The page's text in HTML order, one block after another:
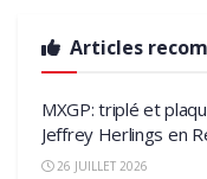
Articles
MXGP: triplé et
Jeffrey Herlings en
26 JUILLET 2026